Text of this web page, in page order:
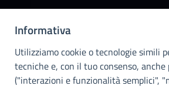
metropolitana di
Palermo
Info e contatti
Informativa
Utilizziamo cookie o tecnologie simili
tecniche e, con il tuo consenso,
("interazioni e funzionalità semplici",